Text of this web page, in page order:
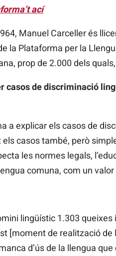
ací
Manuel Carceller és
la Plataforma per la
prop de 2.000 dels
casos de discriminació
a explicar els casos de
casos també, però
les normes legals,
comuna, com un
lingüístic 1.303
[moment de realització
d’ús de la llengua